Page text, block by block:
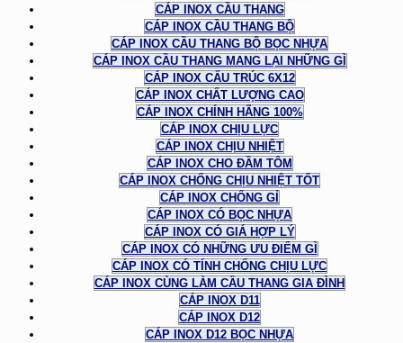
CÁP INOX CẦU THANG
CÁP INOX CẦU THANG BỘ
CÁP INOX CẦU THANG BỘ BỌC NHỰA
CÁP INOX CẦU THANG MANG LẠI NHỮNG GÌ
CÁP INOX CẤU TRÚC 6X12
CÁP INOX CHẤT LƯỢNG CAO
CÁP INOX CHÍNH HÃNG 100%
CÁP INOX CHỊU LỰC
CÁP INOX CHỊU NHIỆT
CÁP INOX CHO ĐẦM TÔM
CÁP INOX CHỐNG CHỊU NHIỆT TỐT
CÁP INOX CHỐNG GỈ
CÁP INOX CÓ BỌC NHỰA
CÁP INOX CÓ GIÁ HỢP LÝ
CÁP INOX CÓ NHỮNG ƯU ĐIỂM GÌ
CÁP INOX CÓ TÍNH CHỐNG CHỊU LỰC
CÁP INOX CÙNG LÀM CẦU THANG GIA ĐÌNH
CÁP INOX D11
CÁP INOX D12
CÁP INOX D12 BỌC NHỰA